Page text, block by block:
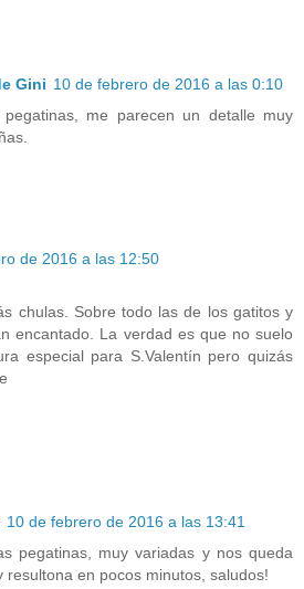
Gini 10 de febrero de 2016 a las 0:10
me parecen un detalle muy
de 2016 a las 12:50
chulas. Sobre todo las de los gatitos y
encantado. La verdad es que no suelo
especial para S.Valentín pero quizás
10 de febrero de 2016 a las 13:41
pegatinas, muy variadas y nos queda
resultona en pocos minutos, saludos!